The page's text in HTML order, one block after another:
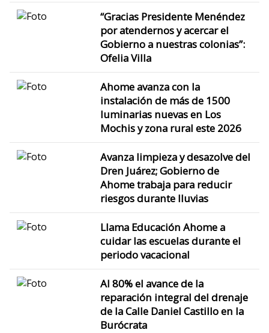
“Gracias Presidente Menéndez
por atendernos y acercar el
Gobierno a nuestras colonias”:
Ofelia Villa
Ahome avanza con la
instalación de más de 1500
luminarias nuevas en Los
Mochis y zona rural este 2026
Avanza limpieza y desazolve del
Dren Juárez; Gobierno de
Ahome trabaja para reducir
riesgos durante lluvias
Llama Educación Ahome a
cuidar las escuelas durante el
periodo vacacional
Al 80% el avance de la
reparación integral del drenaje
de la Calle Daniel Castillo en la
Burócrata